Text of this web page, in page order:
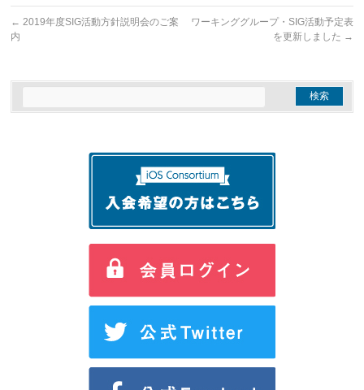
← 2019年度SIG活動方針説明会のご案
内
ワーキンググループ・SIG活動予定表
を更新しました →